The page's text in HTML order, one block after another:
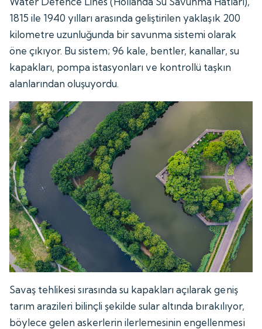
1815 ile 1940 yılları arasında geliştirilen yaklaşık 200
kilometre uzunluğunda bir savunma sistemi olarak
öne çıkıyor. Bu sistem; 96 kale, bentler, kanallar, su
kapakları, pompa istasyonları ve kontrollü taşkın
alanlarından oluşuyordu.
Savaş tehlikesi sırasında su kapakları açılarak geniş
tarım arazileri bilinçli şekilde sular altında bırakılıyor,
böylece gelen askerlerin ilerlemesinin engellenmesi